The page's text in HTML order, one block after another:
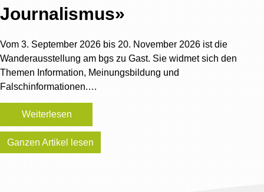
Journalismus»
Vom 3. September 2026 bis 20. November 2026 ist die
Wanderausstellung am bgs zu Gast. Sie widmet sich den
Themen Information, Meinungsbildung und
Falschinformationen.…
Weiterlesen
Ganzen Artikel lesen